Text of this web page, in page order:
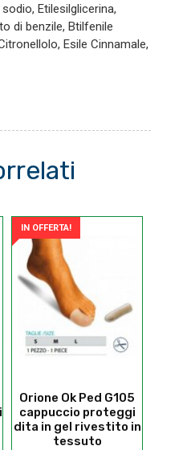
Etilesilglicerina,
di benzile, Btilfenile
Esile Cinnamale,
IN OFFERTA!
Orione Ok Ped G105
cappuccio proteggi
dita in gel rivestito in
tessuto